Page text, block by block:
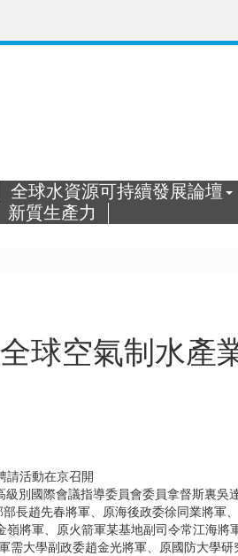
全球水資源可持續發展論壇
新質生產力
球空氣制水產
”聘請活動在京召開。水資源匱乏和安全
境和提高水安全，從而推動可持續發展
請活動在京召開
別國際會議指導委員會委員拿督斯裏吳
長趙先春將軍、原海後政委徐同業將軍
將軍、原火箭軍某基地副司令常江海將
需大學副政委趙金光將軍、原國防大學研